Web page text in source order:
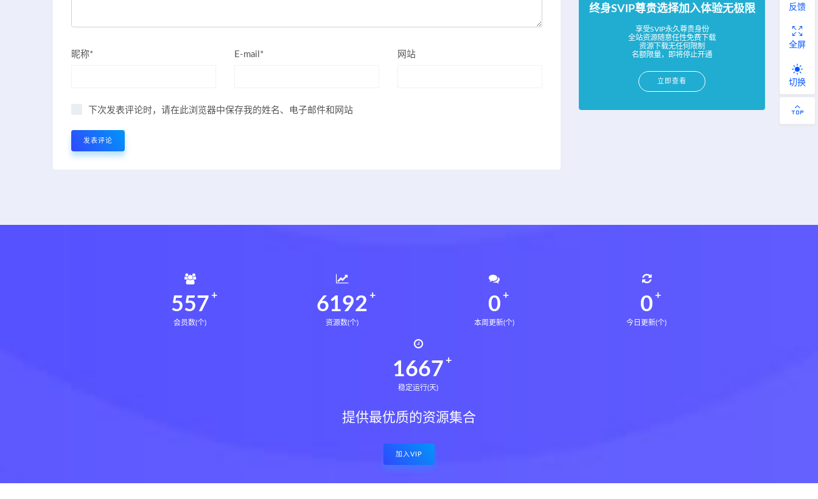
昵称* E-mail* 网站
下次发表评论时，请在此浏览器中保存我的姓名、电子邮件和网站
终身SVIP尊贵选择加入体验无极限
享受SVIP永久尊贵身份
全站资源随意任性免费下载
资源下载无任何限制
名额限量，即将停止开通
立即查看
561
会员数(个)
6234
资源数(个)
0
本周更新(个)
0
今日更新(个)
1679
稳定运行(天)
提供最优质的资源集合
加入VIP
反馈
全屏
切换